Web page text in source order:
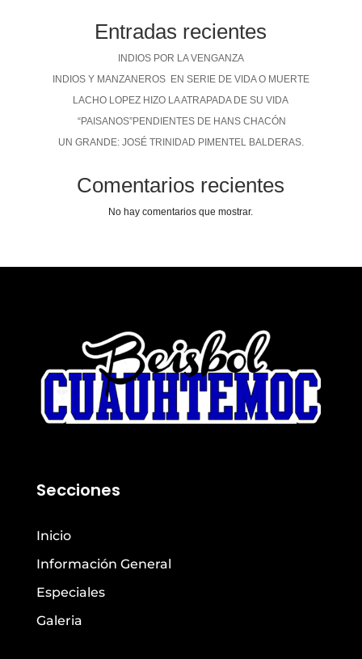
Entradas recientes
INDIOS POR LA VENGANZA
INDIOS Y MANZANEROS EN SERIE DE VIDA O MUERTE
LACHO LOPEZ HIZO LA ATRAPADA DE SU VIDA
“PAISANOS”PENDIENTES DE HANS CHACÓN
UN GRANDE: JOSÉ TRINIDAD PIMENTEL BALDERAS.
Comentarios recientes
No hay comentarios que mostrar.
Secciones
Inicio
Información General
Especiales
Galeria